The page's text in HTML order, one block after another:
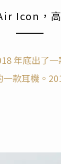
Icon，高
年底出了
款耳機。